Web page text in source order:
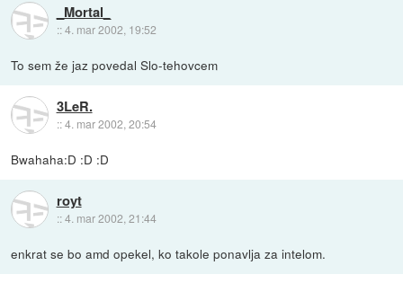
_Mortal_
::4. mar 2002, 19:52
To sem že jaz povedal Slo-tehovcem
3LeR.
::4. mar 2002, 20:54
Bwahaha:D :D :D
royt
::4. mar 2002, 21:44
enkrat se bo amd opekel, ko takole ponavlja za intelom.